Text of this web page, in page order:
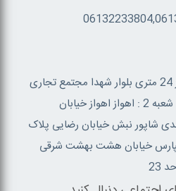
آدرس : شعبه مرکزی:اهواز 24 متری بلوار شهدا مجتمع تجاری
ساحل طبقه همکف واحد 13 شعبه 2 : اهواز اهواز خیابان
شاپور نبش خیابان رضایی پلاک
کیانپارس خیابان هشت بهشت شرقی